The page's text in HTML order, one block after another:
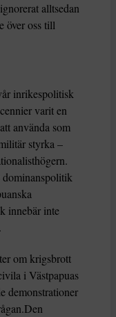
alltsedan
över oss till
inrikespolitisk
varit en
använda som
styrka –
dominanspolitik
innebär inte
om krigsbrott
i Västpapuas
demonstrationer